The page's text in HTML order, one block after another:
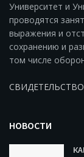
Университет и
проводятся
выражения и
сохранению и
том числе
НОВОСТИ